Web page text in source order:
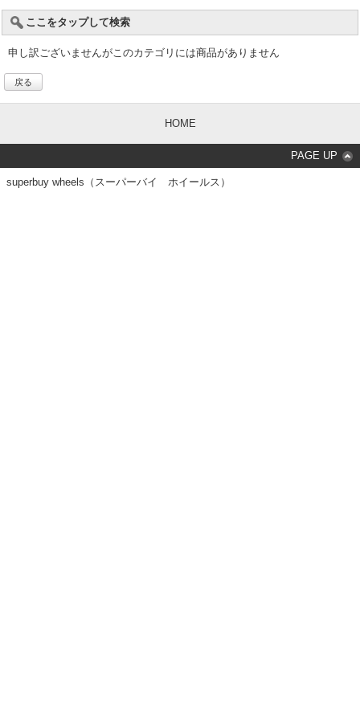
ここをタップして検索
申し訳ございませんがこのカテゴリには商品がありません
戻る
HOME
PAGE UP
superbuy wheels（スーパーバイ ホイールス）